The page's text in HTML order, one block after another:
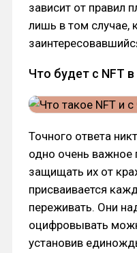
зависит от правил
лишь в том случае,
Что будет с NFT
Точного ответа
одно очень важное
защищать их от
присваивается
переживать. Они
оцифровывать
установив